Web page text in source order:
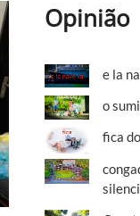
Opinião
e la
o
fica